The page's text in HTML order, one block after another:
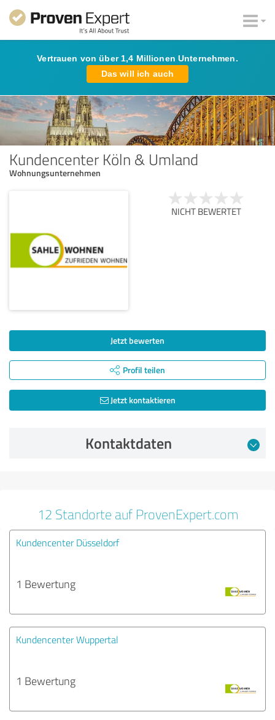
Vertrauen von über 1,4 Millionen Unternehmen.
Das will ich auch
Kundencenter Köln & Umland
Wohnungsunternehmen
NICHT BEWERTET
Jetzt bewerten
Profil teilen
Jetzt kontaktieren
Kontaktdaten
12 Standorte auf ProvenExpert.com
Kundencenter Düsseldorf
1 Bewertung
Kundencenter Wuppertal
1 Bewertung